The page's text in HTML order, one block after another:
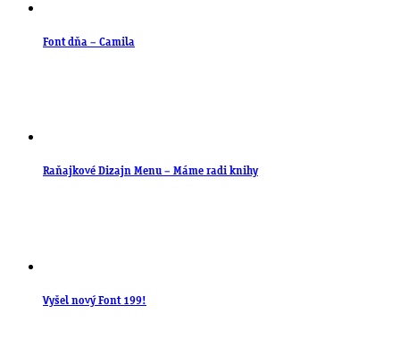
Font dňa – Camila
Raňajkové Dizajn Menu – Máme radi knihy
Vyšel nový Font 199!